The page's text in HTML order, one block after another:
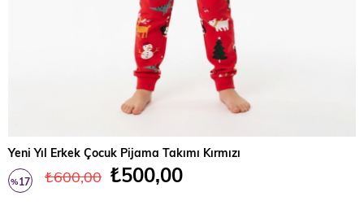
Yeni Yıl Erkek Çocuk Pijama Takımı Kırmızı
%17 ₺600,00 ₺500,00